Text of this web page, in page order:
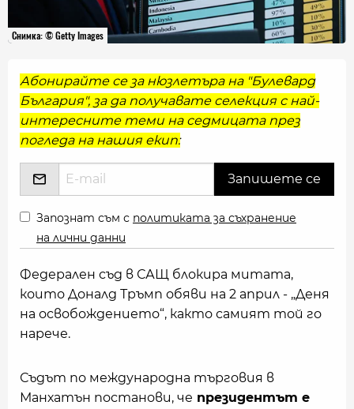
Снимка: © Getty Images
Абонирайте се за нюзлетъра на "Булевард
България", за да получавате селекция с най-
интересните теми на седмицата през
погледа на нашия екип:
Запознат съм с политиката за съхранение
на лични данни
Федерален съд в САЩ блокира митата,
които Доналд Тръмп обяви на 2 април - „Деня
на освобождението“, както самият той го
нарече.
Съдът по международна търговия в
Манхатън постанови, че президентът е